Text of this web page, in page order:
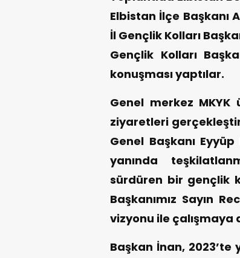
Elbistan İlçe Başkanı
İl Gençlik Kolları
Gençlik Kolları
konuşması yaptılar.
Genel merkez
ziyaretleri
Genel Başkanı
yanında
sürdüren bir gençlik
Başkanımız Sayın
vizyonu ile çalışmaya
Başkan İnan,